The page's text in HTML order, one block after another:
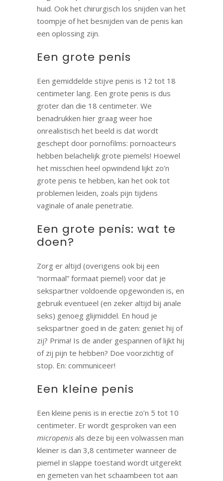
huid. Ook het chirurgisch los snijden van het
toompje of het besnijden van de penis kan
een oplossing zijn.
Een grote penis
Een gemiddelde stijve penis is 12 tot 18
centimeter lang. Een grote penis is dus
groter dan die 18 centimeter. We
benadrukken hier graag weer hoe
onrealistisch het beeld is dat wordt
geschept door pornofilms: pornoacteurs
hebben belachelijk grote piemels! Hoewel
het misschien heel opwindend lijkt zo’n
grote penis te hebben, kan het ook tot
problemen leiden, zoals pijn tijdens
vaginale of anale penetratie.
Een grote penis: wat te
doen?
Zorg er altijd (overigens ook bij een
“normaal” formaat piemel) voor dat je
sekspartner voldoende opgewonden is, en
gebruik eventueel (en zeker altijd bij anale
seks) genoeg glijmiddel. En houd je
sekspartner goed in de gaten: geniet hij of
zij? Prima! Is de ander gespannen of lijkt hij
of zij pijn te hebben? Doe voorzichtig of
stop. En: communiceer!
Een kleine penis
Een kleine penis is in erectie zo’n 5 tot 10
centimeter. Er wordt gesproken van een
micropenis als deze bij een volwassen man
kleiner is dan 3,8 centimeter wanneer de
piemel in slappe toestand wordt uitgerekt
en gemeten van het schaambeen tot aan